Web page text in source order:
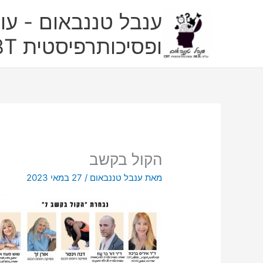
ענבל טננבאום -
ופסיכותרפיסטית CBT
הקול בקשב
מאת ענבל טננבאום/ 27 במאי 2023